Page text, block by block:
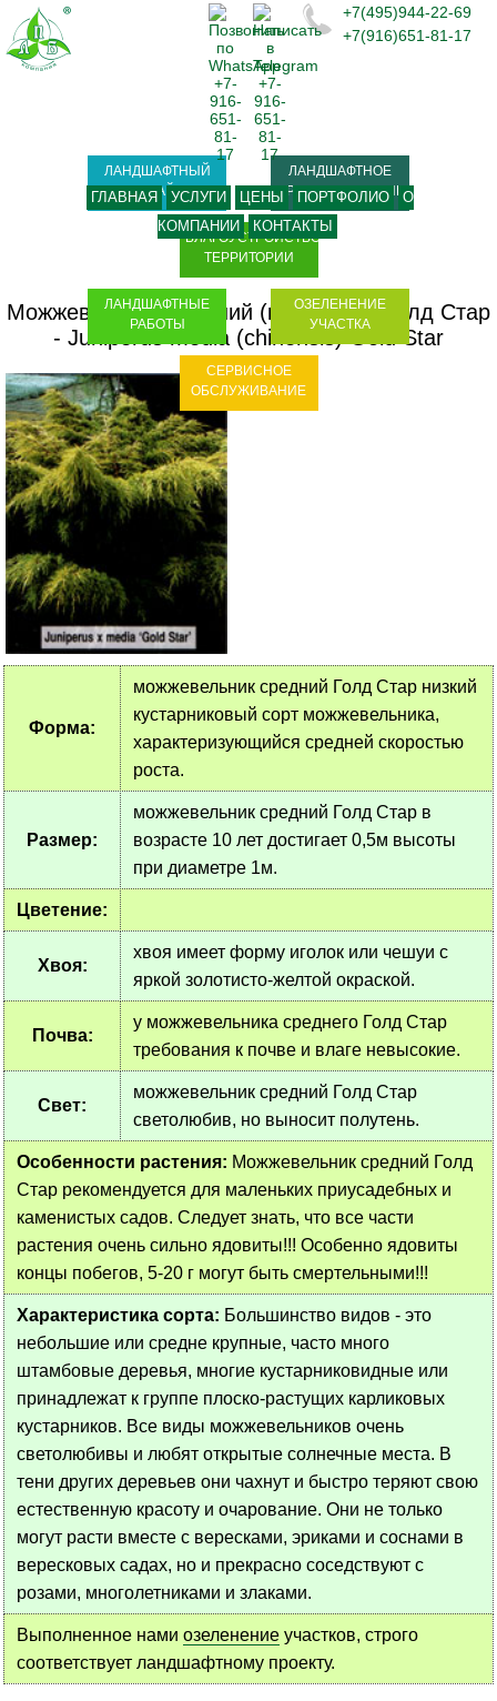
Можжевельник средний (китайский) Голд Стар
- Juniperus media (chinensis) Gold Star
Форма:
можжевельник средний Голд Стар низкий
кустарниковый сорт можжевельника,
характеризующийся средней скоростью
роста.
Размер:
можжевельник средний Голд Стар в
возрасте 10 лет достигает 0,5м высоты
при диаметре 1м.
Цветение:
Хвоя:
хвоя имеет форму иголок или чешуи с
яркой золотисто-желтой окраской.
Почва:
у можжевельника среднего Голд Стар
требования к почве и влаге невысокие.
Свет:
можжевельник средний Голд Стар
светолюбив, но выносит полутень.
Особенности растения: Можжевельник средний Голд
Стар рекомендуется для маленьких приусадебных и
каменистых садов. Следует знать, что все части
растения очень сильно ядовиты!!! Особенно ядовиты
концы побегов, 5-20 г могут быть смертельными!!!
Характеристика сорта: Большинство видов - это
небольшие или средне крупные, часто много
штамбовые деревья, многие кустарниковидные или
принадлежат к группе плоско-растущих карликовых
кустарников. Все виды можжевельников очень
светолюбивы и любят открытые солнечные места. В
тени других деревьев они чахнут и быстро теряют свою
естественную красоту и очарование. Они не только
могут расти вместе с вересками, эриками и соснами в
вересковых садах, но и прекрасно соседствуют с
розами, многолетниками и злаками.
Выполненное нами озеленение участков, строго
соответствует ландшафтному проекту.
+7(495)944-22-69
+7(916)651-81-17
ГЛАВНАЯ УСЛУГИ ЦЕНЫ ПОРТФОЛИО
О
КОМПАНИИ
КОНТАКТЫ
ЛАНДШАФТНЫЙ
ДИЗАЙН
ЛАНДШАФТНОЕ
ПРОЕКТИРОВАНИЕ
БЛАГОУСТРОЙСТВО
ТЕРРИТОРИИ
ЛАНДШАФТНЫЕ
РАБОТЫ
ОЗЕЛЕНЕНИЕ
УЧАСТКА
СЕРВИСНОЕ
ОБСЛУЖИВАНИЕ